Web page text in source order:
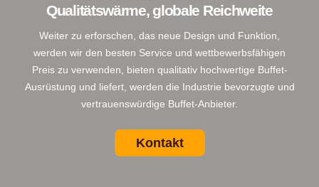
Qualitätswärme, globale Reichweite
Weiter zu erforschen, das neue Design und Funktion,
werden wir den besten Service und wettbewerbsfähigen
Preis zu verwenden, bieten qualitativ hochwertige Buffet-
Ausrüstung und liefert, werden die Industrie bevorzugte und
vertrauenswürdige Buffet-Anbieter.
Kontakt